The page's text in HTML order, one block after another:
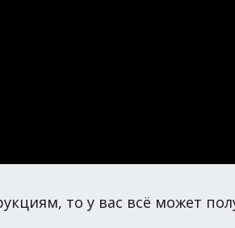
то у вас всё может